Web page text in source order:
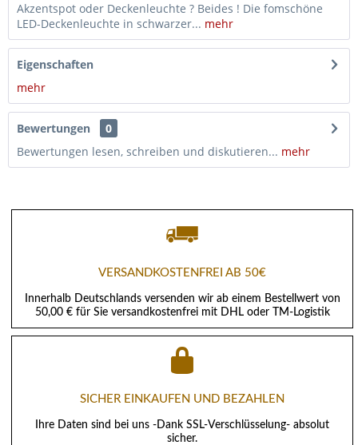
Akzentspot oder Deckenleuchte ? Beides ! Die fomschöne
LED-Deckenleuchte in schwarzer... mehr
Eigenschaften
mehr
Bewertungen
0
Bewertungen lesen, schreiben und diskutieren... mehr
VERSANDKOSTENFREI AB 50€
Innerhalb Deutschlands versenden wir ab einem Bestellwert von
50,00 € für Sie versandkostenfrei mit DHL oder TM-Logistik
SICHER EINKAUFEN UND BEZAHLEN
Ihre Daten sind bei uns -Dank SSL-Verschlüsselung- absolut
sicher.